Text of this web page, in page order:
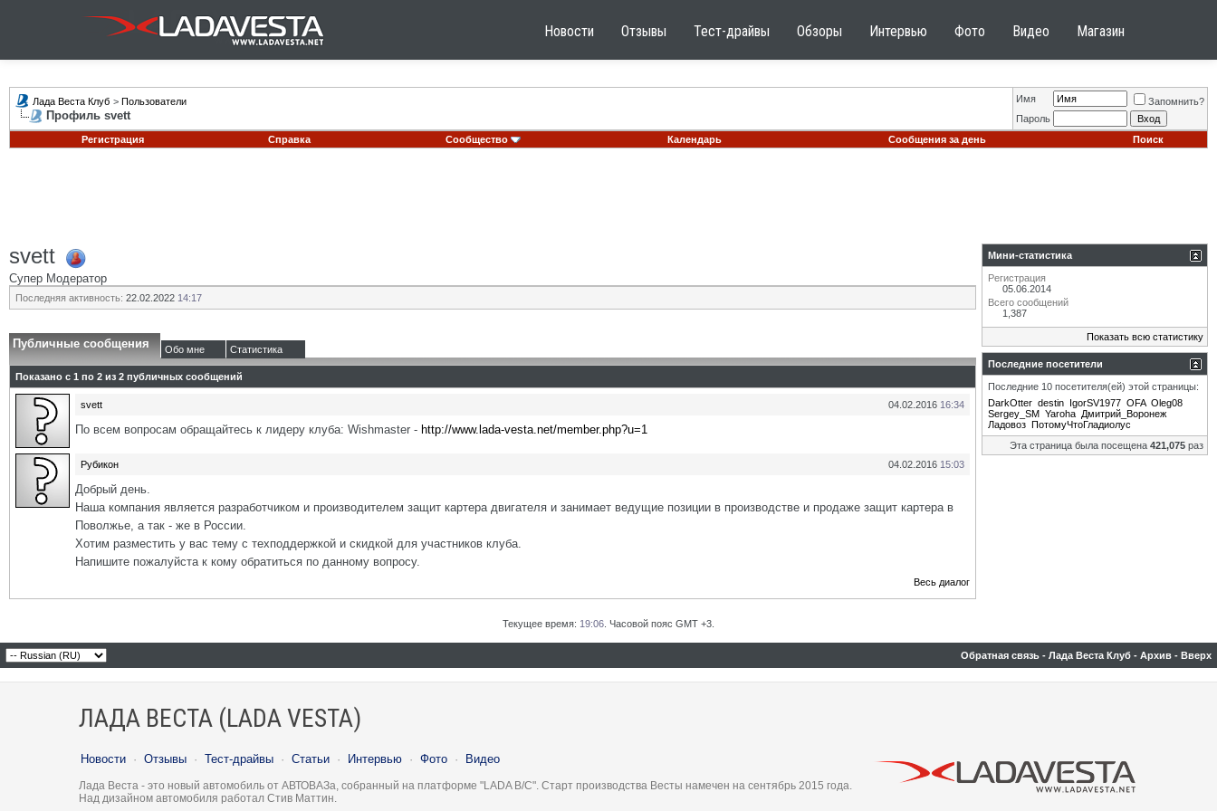
Новости Отзывы Тест-драйвы Обзоры Интервью Фото Видео Магазин
Лада Веста Клуб > Пользователи
Профиль svett
Имя
Запомнить?
Пароль
Регистрация
Справка Сообщество Календарь Сообщения за день Поиск
svett
Супер Модератор
Последняя активность: 22.02.2022 14:17
Публичные сообщения Обо мне Статистика
Показано с 1 по 2 из 2 публичных сообщений
04.02.2016 16:34
svett
По всем вопросам обращайтесь к лидеру клуба: Wishmaster - http://www.lada-vesta.net/member.php?u=1
04.02.2016 15:03
Рубикон
Добрый день.
Наша компания является разработчиком и производителем защит картера двигателя и занимает ведущие позиции в производстве и продаже защит картера в
Поволжье, а так - же в России.
Хотим разместить у вас тему с техподдержкой и скидкой для участников клуба.
Напишите пожалуйста к кому обратиться по данному вопросу.
Весь диалог
Мини-статистика
Регистрация
05.06.2014
Всего сообщений
1,387
Показать всю статистику
Последние посетители
Последние 10 посетителя(ей) этой страницы:
DarkOtter destin IgorSV1977 OFA Oleg08
Sergey_SM Yaroha Дмитрий_Воронеж
Ладовоз ПотомуЧтоГладиолус
Эта страница была посещена 421,075 раз
Текущее время: 19:06 . Часовой пояс GMT +3.
Обратная связь - Лада Веста Клуб - Архив - Вверх
ЛАДА ВЕСТА (LADA VESTA)
Новости · Отзывы · Тест-драйвы · Статьи · Интервью · Фото · Видео
Лада Веста - это новый автомобиль от АВТОВАЗа, собранный на платформе "LADA B/C". Старт производства Весты намечен на сентябрь 2015 года.
Над дизайном автомобиля работал Стив Маттин.